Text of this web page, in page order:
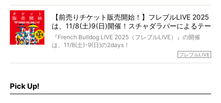
day1の司会はフレブルラバーのロッチさん。day2の音楽フ
ェスには世代ど真ん中のPUFFYが出演するなど、例年以上
に豪華なラインナップ。
北は北海道、南は鹿児島県から。全国のフレンチブルドッ
グが一堂に会した「フレブルLIVE2024」の模様を、詳しく
【前売りチケット販売開始！】フレブルLIVE 2025
は、11/8(土)9(日)開催！スチャダラパーによるテー
マソング制作も決定
『French Bulldog LIVE 2025（フレブルLIVE）』の開催
は、11/8(土)-9(日)の2days！
お得な前売りチケット、いよいよ販売スタートです！フレブルLIVE
Pick Up!